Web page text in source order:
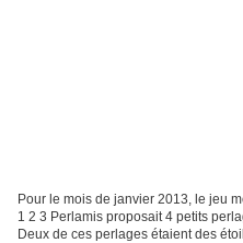
Pour le mois de janvier 2013, le jeu
1 2 3 Perlamis proposait 4 petits
Deux de ces perlages étaient des